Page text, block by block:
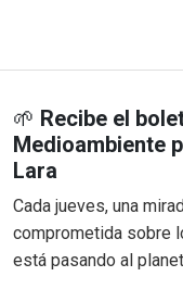
🌱 Recibe el
Medioambiente
Lara
Cada jueves, una
comprometida sobre
está pasando al